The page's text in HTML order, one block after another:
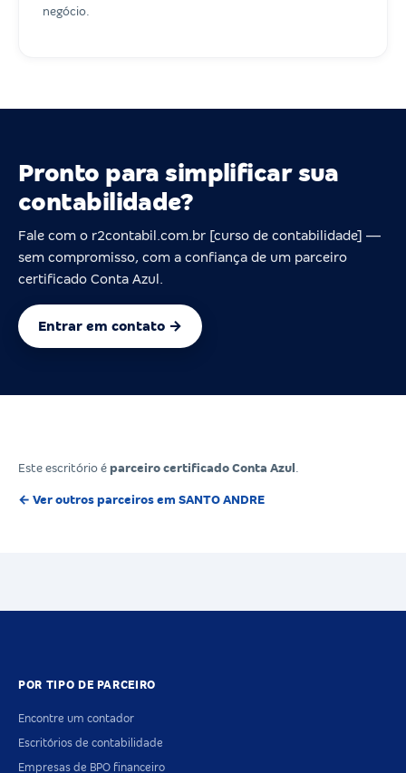
negócio.
Pronto para simplificar sua
contabilidade?
Fale com o r2contabil.com.br [curso de contabilidade] —
sem compromisso, com a confiança de um parceiro
certificado Conta Azul.
Entrar em contato →
Este escritório é parceiro certificado Conta Azul
← Ver outros parceiros em SANTO ANDRE
POR TIPO DE PARCEIRO
Encontre um contador
Escritórios de contabilidade
Empresas de BPO financeiro